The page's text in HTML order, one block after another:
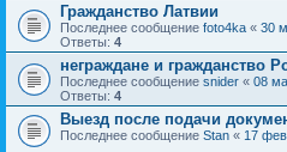
Гражданство Латвии
Последнее сообщение foto4ka « 30
Ответы: 4
неграждане и гражданство
Последнее сообщение snider « 08
Ответы: 4
Выезд после подачи
Последнее сообщение Stan « 17